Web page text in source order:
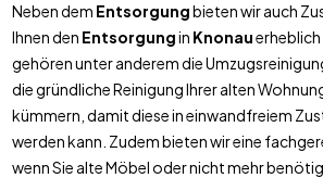
Neben dem Entsorgungbieten wir auch
Ihnen den Entsorgungin Knonau
gehören unter anderem die
die gründliche Reinigung Ihrer alten
kümmern, damit diese in einwandfreiem
werden kann. Zudem bieten wir eine
wenn Sie alte Möbel oder nicht mehr